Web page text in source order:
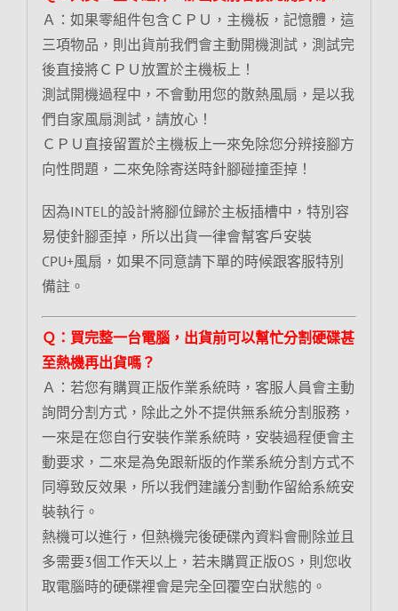
Ａ：如果零組件包含ＣＰＵ，主機板，記憶體，這
三項物品，則出貨前我們會主動開機測試，測試完
後直接將ＣＰＵ放置於主機板上！
測試開機過程中，不會動用您的散熱風扇，是以我
們自家風扇測試，請放心！
ＣＰＵ直接留置於主機板上一來免除您分辨接腳方
向性問題，二來免除寄送時針腳碰撞歪掉！
因為INTEL的設計將腳位歸於主板插槽中，特別容
易使針腳歪掉，所以出貨一律會幫客戶安裝
CPU+風扇，如果不同意請下單的時候跟客服特別
備註。
Ｑ：買完整一台電腦，出貨前可以幫忙分割硬碟甚
至熱機再出貨嗎？
Ａ：若您有購買正版作業系統時，客服人員會主動
詢問分割方式，除此之外不提供無系統分割服務，
一來是在您自行安裝作業系統時，安裝過程便會主
動要求，二來是為免跟新版的作業系統分割方式不
同導致反效果，所以我們建議分割動作留給系統安
裝執行。
熱機可以進行，但熱機完後硬碟內資料會刪除並且
多需要3個工作天以上，若未購買正版OS，則您收
取電腦時的硬碟裡會是完全回覆空白狀態的。